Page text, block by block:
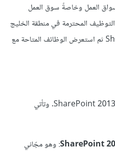
العمل وخاصةً سوق العمل
المحترمة في منطقة الخليج
العربي وابحث عن كلمة SharePoint ثم استعرض الوظائف المتاحة مع
النسخة الحاليّة من شير بوينت هي SharePoint 2013. وتأتي
: وهو مجّاني